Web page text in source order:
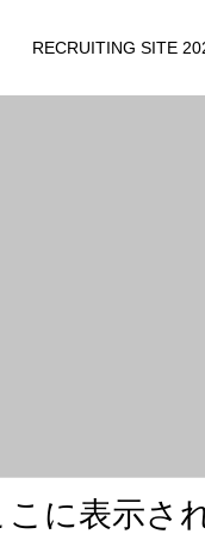
RECRUITING SITE
こ に表示さ